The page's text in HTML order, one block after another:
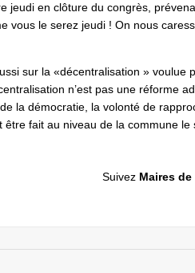
jeudi en clôture du congrès,
vous le serez jeudi ! On nous
sur la «décentralisation » voulue
n’est pas une réforme
la démocratie, la volonté de
être fait au niveau de la commune
Suivez Maires de